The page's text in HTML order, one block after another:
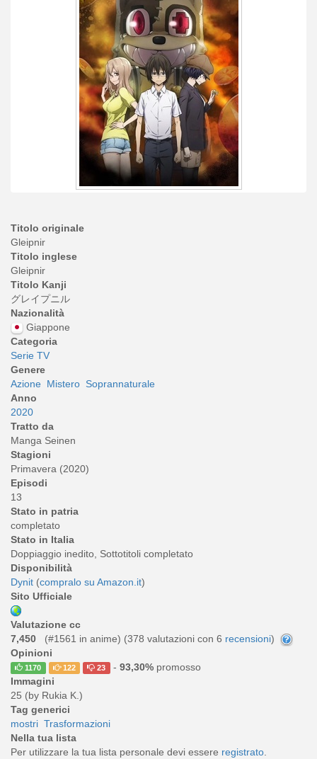
Titolo originale
Gleipnir
Titolo inglese
Gleipnir
Titolo Kanji
グレイプニル
Nazionalità
Giappone
Categoria
Serie TV
Genere
Azione Mistero Soprannaturale
Anno
2020
Tratto da
Manga Seinen
Stagioni
Primavera (2020)
Episodi
13
Stato in patria
completato
Stato in Italia
Doppiaggio inedito, Sottotitoli completato
Disponibilità
Dynit (compralo su Amazon.it)
Sito Ufficiale
Valutazione cc
7,450
(#1561 in anime) (378 valutazioni con 6 recensioni)
Opinioni
1170 122 23 - 93,30%promosso
Immagini
25 (by Rukia K.)
Tag generici
mostri Trasformazioni
Nella tua lista
Per utilizzare la tua lista personale devi essere registrato.